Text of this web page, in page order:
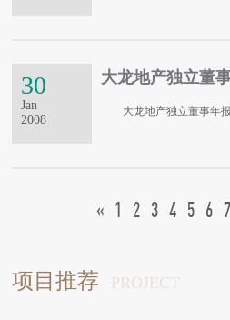
30
Jan
2008
大龙地产独立董
大龙地产独立董事年
« 1 2 3 4 5 6 7
项目推荐 PROJECT